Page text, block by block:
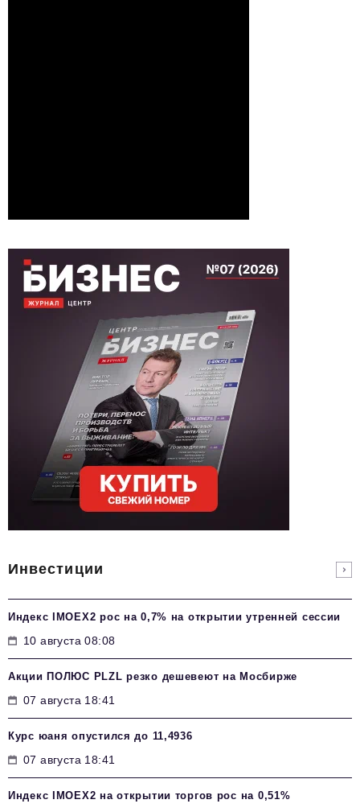
Инвестиции
Индекс IMOEX2 рос на 0,7% на открытии утренней сессии
10 августа 08:08
Акции ПОЛЮС PLZL резко дешевеют на Мосбирже
07 августа 18:41
Курс юаня опустился до 11,4936
07 августа 18:41
Индекс IMOEX2 на открытии торгов рос на 0,51%